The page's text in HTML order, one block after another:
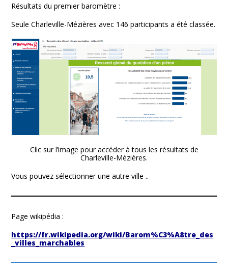
Résultats du premier baromètre :
Seule Charleville-Mézières avec 146 participants a été classée.
Clic sur l’image pour accéder à tous les résultats de
Charleville-Mézières.
Vous pouvez sélectionner une autre ville ..
Page wikipédia :
https://fr.wikipedia.org/wiki/Barom%C3%A8tre_des
_villes_marchables